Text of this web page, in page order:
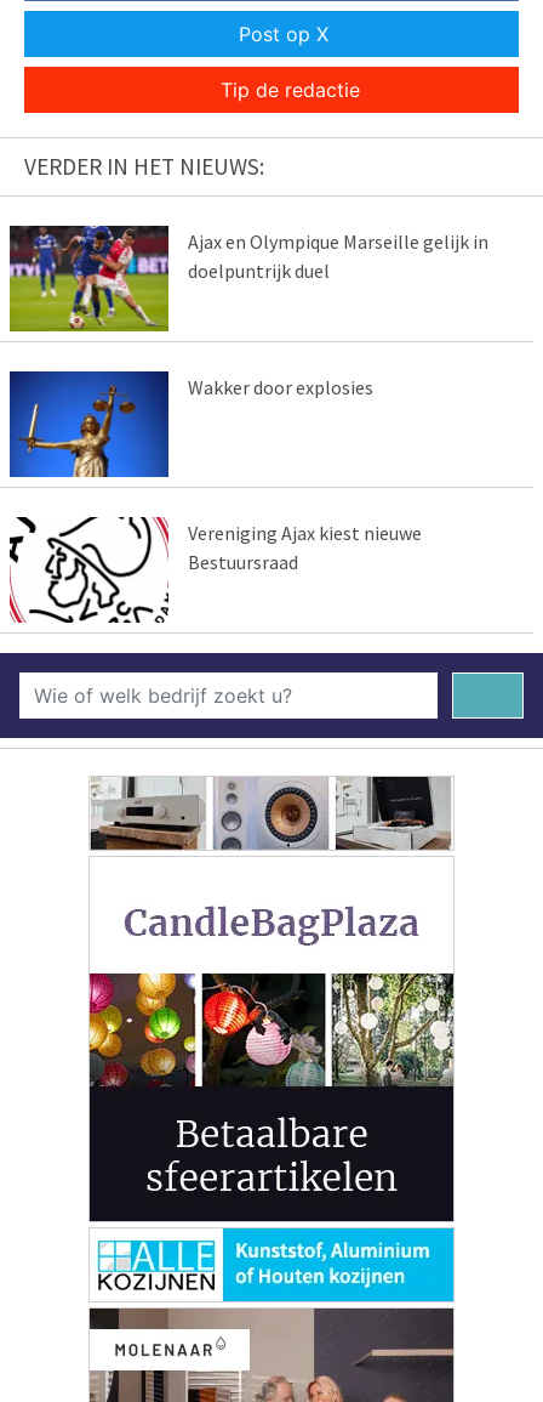
Post op X
Tip de redactie
VERDER IN HET NIEUWS:
Ajax en Olympique Marseille gelijk in
doelpuntrijk duel
Wakker door explosies
Vereniging Ajax kiest nieuwe
Bestuursraad